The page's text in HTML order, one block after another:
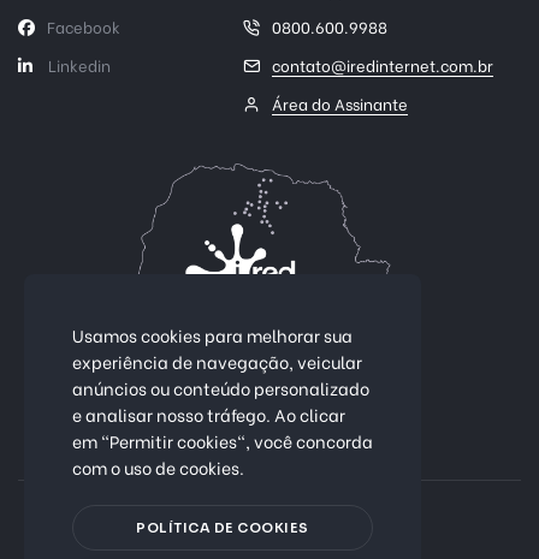
Conectividade 100% fibra óptica.
Mais de 25 cidades no Paraná
Facebook
Linkedin
0800.600.9988
contato@iredinternet.com.br
Área do Assinante
Política de Privacidade
Usamos cookies para melhorar sua
experiência de navegação, veicular
anúncios ou conteúdo personalizado
e analisar nosso tráfego. Ao clicar
em "Permitir cookies", você concorda
com o uso de cookies.
POLÍTICA DE COOKIES